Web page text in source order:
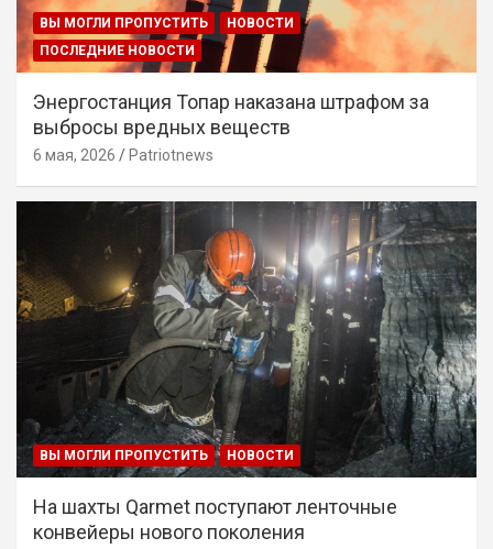
ВЫ МОГЛИ ПРОПУСТИТЬ
НОВОСТИ
ПОСЛЕДНИЕ НОВОСТИ
Энергостанция Топар наказана штрафом за
выбросы вредных веществ
6 мая, 2026 Patriotnews
ВЫ МОГЛИ ПРОПУСТИТЬ НОВОСТИ
На шахты Qarmet поступают ленточные
конвейеры нового поколения